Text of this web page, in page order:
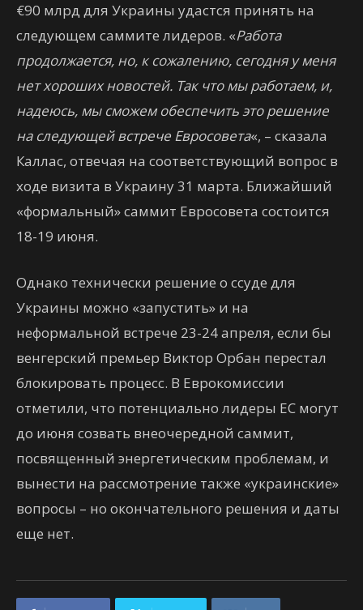
€90 млрд для Украины удастся принять на
следующем саммите лидеров. «Работа
продолжается, но, к сожалению, сегодня у меня
нет хороших новостей. Так что мы работаем, и,
надеюсь, мы сможем обеспечить это решение
на следующей встрече Евросовета«, – сказала
Каллас, отвечая на соответствующий вопрос в
ходе визита в Украину 31 марта. Ближайший
«формальный» саммит Евросовета состоится
18-19 июня.
Однако технически решение о ссуде для
Украины можно «запустить» и на
неформальной встрече 23-24 апреля, если бы
венгерский премьер Виктор Орбан перестал
блокировать процесс. В Еврокомиссии
отметили, что потенциально лидеры ЕС могут
до июня созвать внеочередной саммит,
посвященный энергетическим проблемам, и
вынести на рассмотрение также «украинские»
вопросы – но окончательного решения и даты
еще нет.